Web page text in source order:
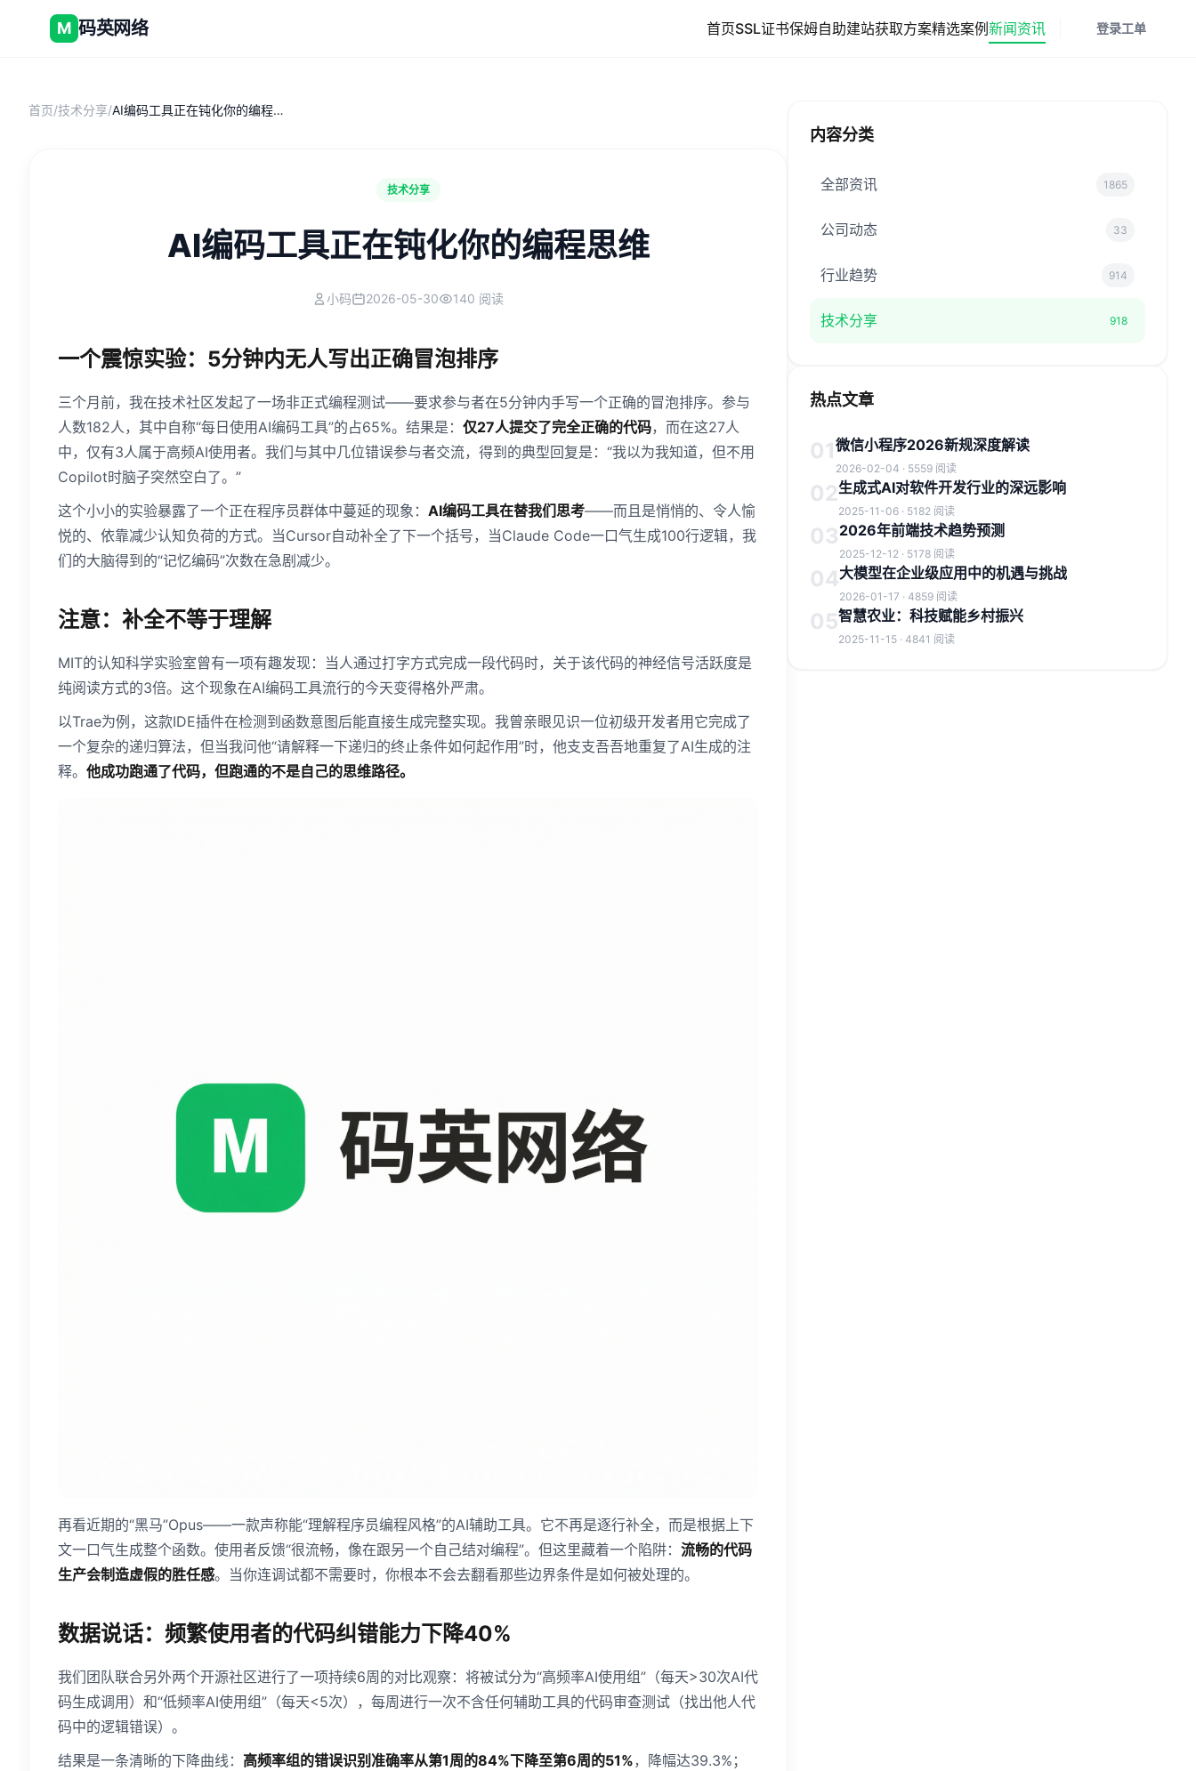
M 码英网络 首页SSL证书保姆自助建站获取方案精选案例新闻资讯 登录工单
首页/技术分享/ AI编码工具正在钝化你的编程思维
技术分享
AI编码工具正在钝化你的编程思维
小码 2026-05-30 140 阅读
一个震惊实验：5分钟内无人写出正确冒泡排序
三个月前，我在技术社区发起了一场非正式编程测试——要求参与者在5分钟内手写一个正确的冒泡排序。参与
人数182人，其中自称“每日使用AI编码工具”的占65%。结果是： 仅27人提交了完全正确的代码，而在这27人
中，仅有3人属于高频AI使用者。我们与其中几位错误参与者交流，得到的典型回复是：“我以为我知道，但不用
Copilot时脑子突然空白了。”
这个小小的实验暴露了一个正在程序员群体中蔓延的现象： AI编码工具在替我们思考——而且是悄悄的、令人愉
悦的、依靠减少认知负荷的方式。当Cursor自动补全了下一个括号，当Claude Code一口气生成100行逻辑，我
们的大脑得到的“记忆编码”次数在急剧减少。
注意：补全不等于理解
MIT的认知科学实验室曾有一项有趣发现：当人通过打字方式完成一段代码时，关于该代码的神经信号活跃度是
纯阅读方式的3倍。这个现象在AI编码工具流行的今天变得格外严肃。
以Trae为例，这款IDE插件在检测到函数意图后能直接生成完整实现。我曾亲眼见识一位初级开发者用它完成了
一个复杂的递归算法，但当我问他“请解释一下递归的终止条件如何起作用”时，他支支吾吾地重复了AI生成的注
释。 他成功跑通了代码，但跑通的不是自己的思维路径。
再看近期的“黑马”Opus——一款声称能“理解程序员编程风格”的AI辅助工具。它不再是逐行补全，而是根据上下
文一口气生成整个函数。使用者反馈“很流畅，像在跟另一个自己结对编程”。但这里藏着一个陷阱： 流畅的代码
生产会制造虚假的胜任感。当你连调试都不需要时，你根本不会去翻看那些边界条件是如何被处理的。
数据说话：频繁使用者的代码纠错能力下降40%
我们团队联合另外两个开源社区进行了一项持续6周的对比观察：将被试分为“高频率AI使用组”（每天>30次AI代
码生成调用）和“低频率AI使用组”（每天<5次），每周进行一次不含任何辅助工具的代码审查测试（找出他人代
码中的逻辑错误）。
结果是一条清晰的下降曲线： 高频率组的错误识别准确率从第1周的84%下降至第6周的51%，降幅达39.3%；
内容分类
全部资讯 1865
公司动态 33
行业趋势 914
技术分享 918
热点文章
01微信小程序2026新规深度解读
2026-02-04 · 5559 阅读
02生成式AI对软件开发行业的深远影响
2025-11-06 · 5182 阅读
032026年前端技术趋势预测
2025-12-12 · 5178 阅读
04大模型在企业级应用中的机遇与挑战
2026-01-17 · 4859 阅读
05智慧农业：科技赋能乡村振兴
2025-11-15 · 4841 阅读